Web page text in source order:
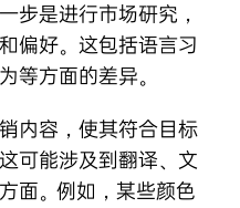
步是进行市场研究，
偏好。这包括语言习
等方面的差异。
内容，使其符合目标
可能涉及到翻译、文
面。例如，某些颜色